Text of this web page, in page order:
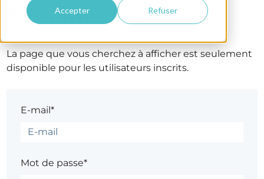
Accepter Refuser
Se connecter
La page que vous cherchez à afficher est seulement
disponible pour les utilisateurs inscrits.
E-mail*
Mot de passe*